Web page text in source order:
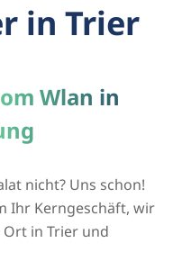
in Trier
Wlan in
nicht? Uns schon!
Ihr Kerngeschäft, wir
in Trier und